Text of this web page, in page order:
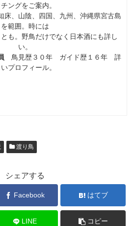
チングをご案内。
床、山陰、四国、九州、沖縄県宮古島
を範囲。時には
も。野鳥だけでなく日本酒にも詳し
い。
鳥見歴３０年 ガイド歴１６年 詳
いプロフィール。
渡り鳥
シェアする
Facebook はてブ
LINE コピー